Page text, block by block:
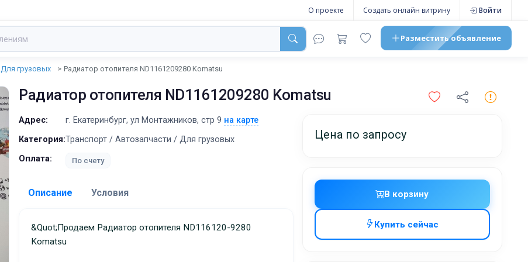
О проекте Создать онлайн витрину Войти
Разместитьобъявление
Для грузовых Радиатор отопителя ND1161209280 Komatsu
Радиатор отопителя ND1161209280 Komatsu
Цена по запросу
В корзину
Купить сейчас
Адрес: г. Екатеринбург, ул Монтажников, стр 9 на карте
Категория:Транспорт / Автозапчасти / Для грузовых
Оплата:
По счету
Описание Условия
&quot;Продаем Радиатор отопителя ND116120-9280
Komatsu
Доставка: